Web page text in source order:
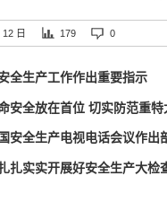
日 179 0
全生产工作作出重要指示
安全放在首位 切实防范重
安全生产电视电话会议作出
扎实实开展好安全生产大